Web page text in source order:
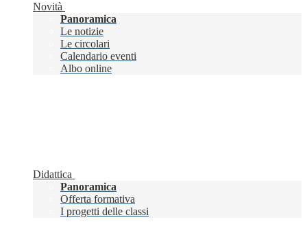
Novità
Panoramica
Le notizie
Le circolari
Calendario eventi
Albo online
Didattica
Panoramica
Offerta formativa
I progetti delle classi